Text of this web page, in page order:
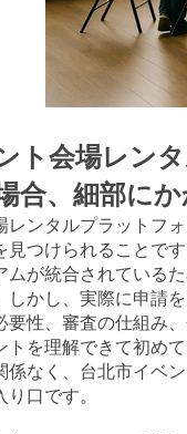
ト会場レン
合、細部に
レンタルプラットフ
見つけられることで
ムが統合されている
しかし、実際に申請
要性、審査の仕組み
トを理解できて初め
係なく、台北市イベ
り口です。